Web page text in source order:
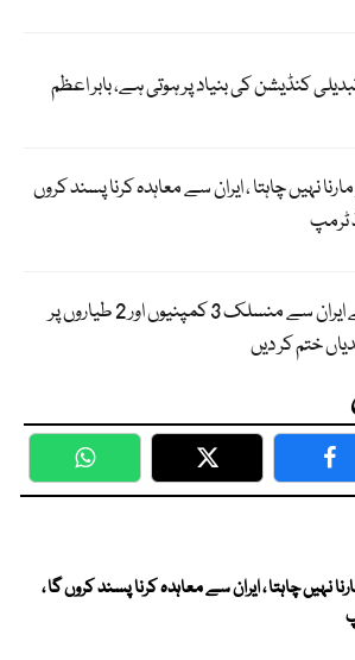
کنڈیشن کی بنیاد پر ہوتی ہے، بابر اعظم
نہیں چاہتا ، ایران سے معاہدہ کرنا پسند کروں
ٹرمپ
امریکا نے ایران سے منسلک 3 کمپنیوں اور 2 طیاروں پر
ختم کر دیں
WhatsApp Twitter
نہیں چاہتا ، ایران سے معاہدہ کرنا پسند کروں گا ،